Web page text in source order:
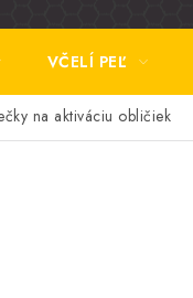
VČELÍ PEĽ
na aktiváciu obličiek